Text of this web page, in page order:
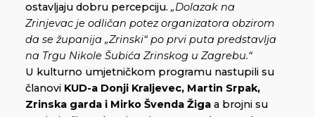
ostavljaju dobru percepciju. „Dolazak na
Zrinjevac je odličan potez organizatora obzirom
da se županija „Zrinski“ po prvi puta predstavlja
na Trgu Nikole Šubića Zrinskog u Zagrebu.“
U kulturno umjetničkom programu nastupili su
članovi KUD-a Donji Kraljevec, Martin Srpak,
Zrinska garda i Mirko Švenda Žiga a brojni su